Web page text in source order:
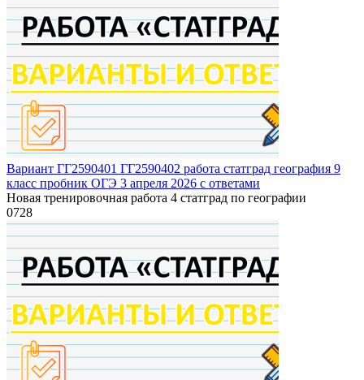
Вариант ГГ2590401 ГГ2590402 работа статград география 9
класс пробник ОГЭ 3 апреля 2026 с ответами
Новая тренировочная работа 4 статград по географии
0728